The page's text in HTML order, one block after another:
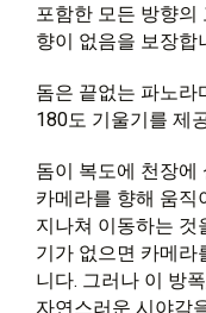
포함한 모든 방향의
향이 없음을 보장합
돔은 끝없는 파노라
180도 기울기를 제
돔이 복도에 천장에
카메라를 향해 움직
지나쳐 이동하는 것
기가 없으면 카메라
니다. 그러나 이 방
자연스러운 시야각